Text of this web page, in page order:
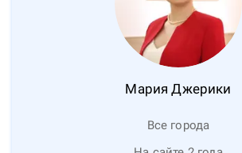
Мария Джерики
Все города